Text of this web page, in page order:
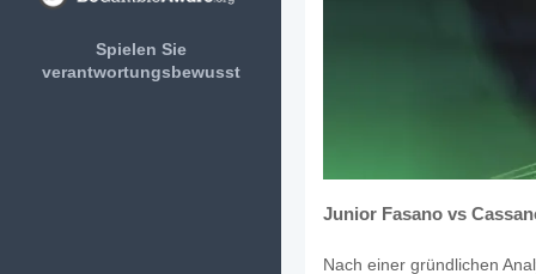
Spielen Sie
verantwortungsbewusst
Junior Fasano vs
Nach einer gründlichen